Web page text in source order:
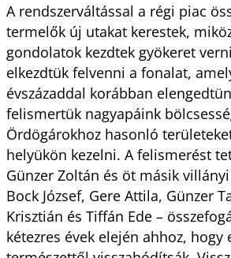
A rendszerváltással a régi piac
termelők új utakat kerestek,
gondolatok kezdtek gyökeret
elkezdtük felvenni a fonalat,
évszázaddal korábban
felismertük nagyapáink
Ördögárokhoz hasonló
helyükön kezelni. A felismerést
Günzer Zoltán és öt másik
Bock József, Gere Attila, Günzer
Krisztián és Tiffán Ede –
kétezres évek elején ahhoz, hogy